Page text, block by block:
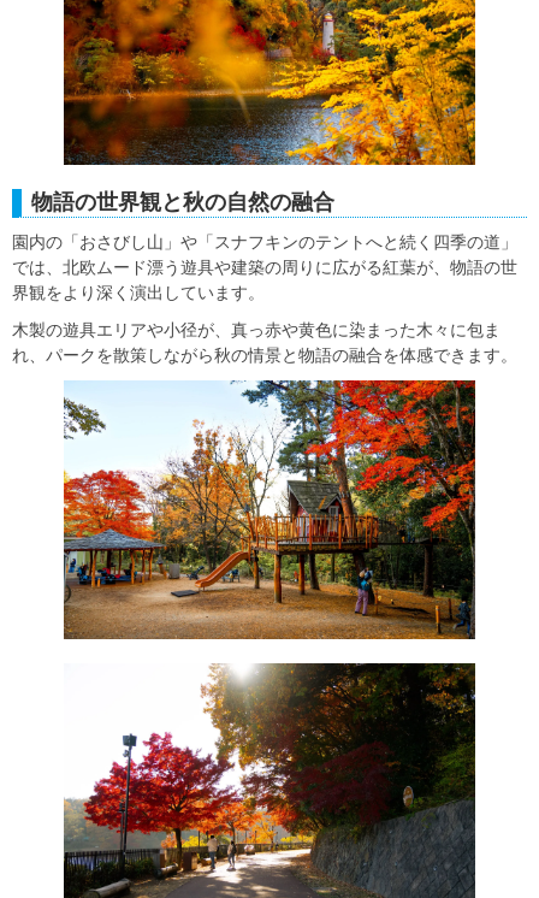
物語の世界観と秋の自然の融合
園内の「おさびし山」や「スナフキンのテントへと続く四季の道」
では、北欧ムード漂う遊具や建築の周りに広がる紅葉が、物語の世
界観をより深く演出しています。
木製の遊具エリアや小径が、真っ赤や黄色に染まった木々に包ま
れ、パークを散策しながら秋の情景と物語の融合を体感できます。